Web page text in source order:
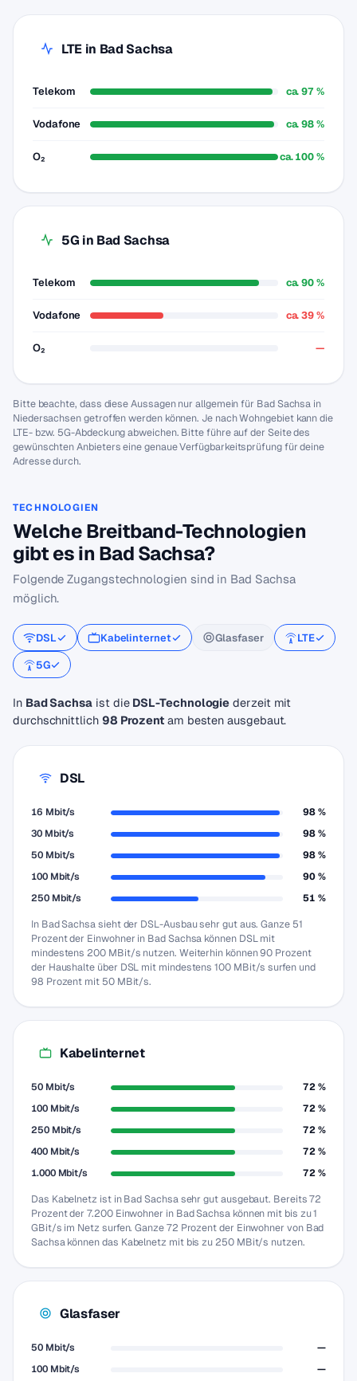
LTE in Bad Sachsa
Telekom ca. 97 %
Vodafone ca. 98 %
O₂ ca. 100 %
5G in Bad Sachsa
Telekom ca. 90 %
Vodafone ca. 39 %
O₂ —
Bitte beachte, dass diese Aussagen nur allgemein für Bad Sachsa in
Niedersachsen getroffen werden können. Je nach Wohngebiet kann die
LTE- bzw. 5G-Abdeckung abweichen. Bitte führe auf der Seite des
gewünschten Anbieters eine genaue Verfügbarkeitsprüfung für deine
Adresse durch.
TECHNOLOGIEN
Welche Breitband-Technologien
gibt es in Bad Sachsa?
Folgende Zugangstechnologien sind in Bad Sachsa
möglich.
DSL Kabelinternet Glasfaser
LTE
5G
In Bad Sachsa ist die DSL-Technologie derzeit mit
durchschnittlich 98 Prozentam besten ausgebaut.
DSL
16 Mbit/s
98 %
30 Mbit/s
98 %
50 Mbit/s
98 %
100 Mbit/s
90 %
250 Mbit/s
51 %
In Bad Sachsa sieht der DSL-Ausbau sehr gut aus. Ganze 51
Prozent der Einwohner in Bad Sachsa können DSL mit
mindestens 200 MBit/s nutzen. Weiterhin können 90 Prozent
der Haushalte über DSL mit mindestens 100 MBit/s surfen und
98 Prozent mit 50 MBit/s.
Kabelinternet
50 Mbit/s
72 %
100 Mbit/s
72 %
250 Mbit/s
72 %
400 Mbit/s
72 %
1.000 Mbit/s
72 %
Das Kabelnetz ist in Bad Sachsa sehr gut ausgebaut. Bereits 72
Prozent der 7.200 Einwohner in Bad Sachsa können mit bis zu 1
GBit/s im Netz surfen. Ganze 72 Prozent der Einwohner von Bad
Sachsa können das Kabelnetz mit bis zu 250 MBit/s nutzen.
Glasfaser
50 Mbit/s
—
100 Mbit/s
—